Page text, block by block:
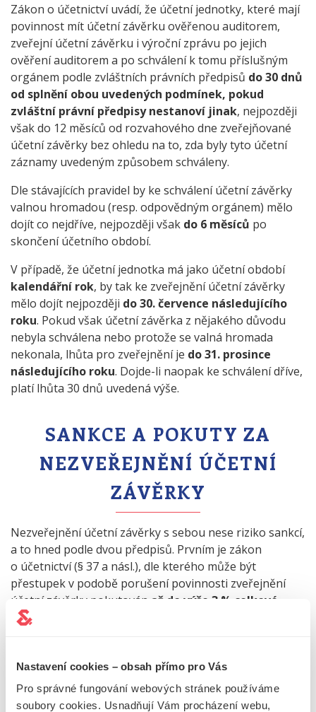
Nastavení cookies – obsah přímo pro Vás
Pro správné fungování webových stránek používáme
soubory cookies. Usnadňují Vám procházení webu,
Zákon o účetnictví uvádí, že účetní jednotky, které mají
povinnost mít účetní závěrku ověřenou auditorem,
zveřejní účetní závěrku i výroční zprávu po jejich
ověření auditorem a po schválení k tomu příslušným
orgánem podle zvláštních právních předpisů do 30 dnů
od splnění obou uvedených podmínek, pokud
zvláštní právní předpisy nestanoví jinak, nejpozději
však do 12 měsíců od rozvahového dne zveřejňované
účetní závěrky bez ohledu na to, zda byly tyto účetní
záznamy uvedeným způsobem schváleny.
Dle stávajících pravidel by ke schválení účetní závěrky
valnou hromadou (resp. odpovědným orgánem) mělo
dojít co nejdříve, nejpozději však do 6 měsíců po
skončení účetního období.
V případě, že účetní jednotka má jako účetní období
kalendářní rok, by tak ke zveřejnění účetní závěrky
mělo dojít nejpozději do 30. července následujícího
roku. Pokud však účetní závěrka z nějakého důvodu
nebyla schválena nebo protože se valná hromada
nekonala, lhůta pro zveřejnění je do 31. prosince
následujícího roku. Dojde-li naopak ke schválení dříve,
platí lhůta 30 dnů uvedená výše.
SANKCE A POKUTY ZA
NEZVEŘEJNĚNÍ ÚČETNÍ
ZÁVĚRKY
Nezveřejnění účetní závěrky s sebou nese riziko sankcí,
a to hned podle dvou předpisů. Prvním je zákon
o účetnictví (§ 37 a násl.), dle kterého může být
přestupek v podobě porušení povinnosti zveřejnění
účetní závěrky pokutován až do výše 3 % celkové
hodnoty aktiv
Není-li účetní závěrka ve veřejném rejstříku uložena,
Pokud ani poté není účetní závěrka zveřejněna,hrozí